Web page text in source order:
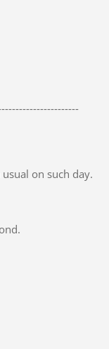
on such day.